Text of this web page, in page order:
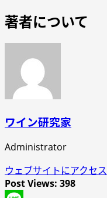
著者について
ワイン研究家
Administrator
ウェブサイトにアクセス
Post Views: 398